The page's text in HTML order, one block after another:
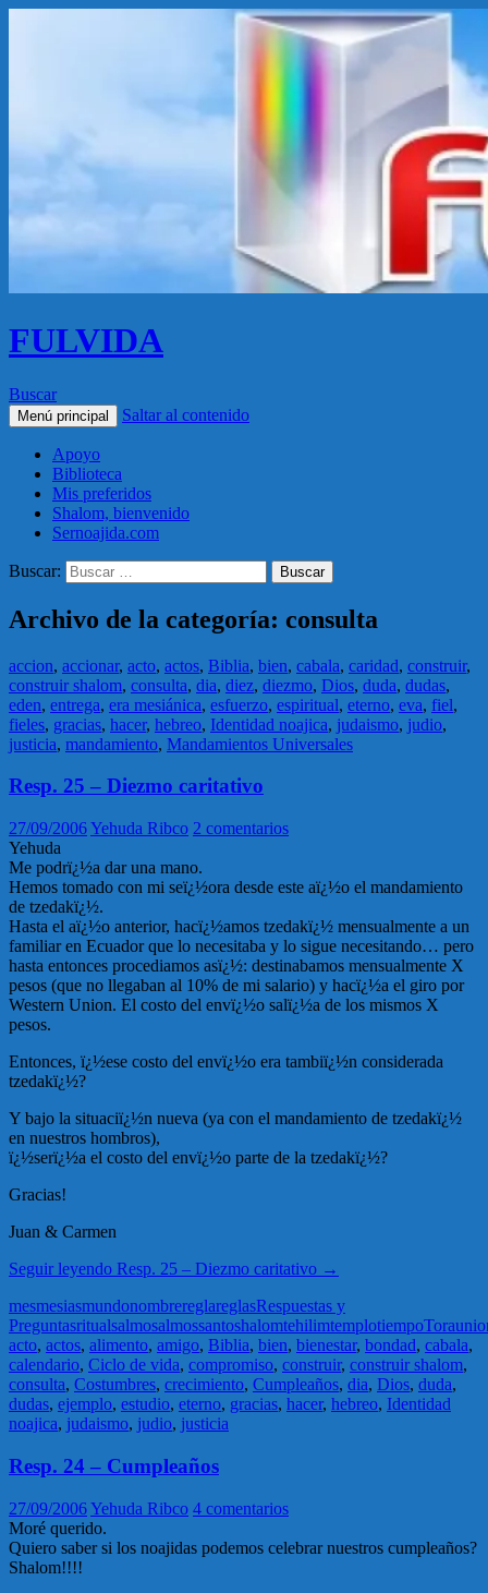
FULVIDA
Buscar
Menú principal Saltar al contenido
Apoyo
Biblioteca
Mis preferidos
Shalom, bienvenido
Sernoajida.com
Buscar:
Archivo de la categoría: consulta
accion, accionar, acto, actos, Biblia, bien, cabala, caridad, construir,
construir shalom, consulta, dia, diez, diezmo, Dios, duda, dudas,
eden, entrega, era mesiánica, esfuerzo, espiritual, eterno, eva, fiel,
fieles, gracias, hacer, hebreo, Identidad noajica, judaismo, judio,
justicia, mandamiento, Mandamientos Universales
Resp. 25 – Diezmo caritativo
27/09/2006Yehuda Ribco 2 comentarios
Yehuda
Me podrï¿½a dar una mano.
Hemos tomado con mi seï¿½ora desde este aï¿½o el mandamiento
de tzedakï¿½.
Hasta el aï¿½o anterior, hacï¿½amos tzedakï¿½ mensualmente a un
familiar en Ecuador que lo necesitaba y lo sigue necesitando… pero
hasta entonces procediamos asï¿½: destinabamos mensualmente X
pesos (que no llegaban al 10% de mi salario) y hacï¿½a el giro por
Western Union. El costo del envï¿½o salï¿½a de los mismos X
pesos.
Entonces, ï¿½ese costo del envï¿½o era tambiï¿½n considerada
tzedakï¿½?
Y bajo la situaciï¿½n nueva (ya con el mandamiento de tzedakï¿½
en nuestros hombros),
ï¿½serï¿½a el costo del envï¿½o parte de la tzedakï¿½?
Gracias!
Juan & Carmen
Seguir leyendo Resp. 25 – Diezmo caritativo →
mesmesiasmundonombrereglareglasRespuestas y
PreguntasritualsalmosalmossantoshalomtehilimtemplotiempoTora
acto, actos, alimento, amigo, Biblia, bien, bienestar, bondad, cabala,
calendario, Ciclo de vida, compromiso, construir, construir shalom,
consulta, Costumbres, crecimiento, Cumpleaños, dia, Dios, duda,
dudas, ejemplo, estudio, eterno, gracias, hacer, hebreo, Identidad
noajica, judaismo, judio, justicia
Resp. 24 – Cumpleaños
27/09/2006Yehuda Ribco 4 comentarios
Moré querido.
Quiero saber si los noajidas podemos celebrar nuestros cumpleaños?
Shalom!!!!